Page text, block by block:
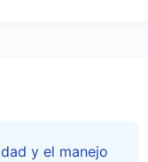
y el manejo